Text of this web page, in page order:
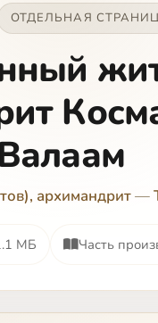
ОТДЕЛЬНАЯ
архимандрит—
МБ Часть